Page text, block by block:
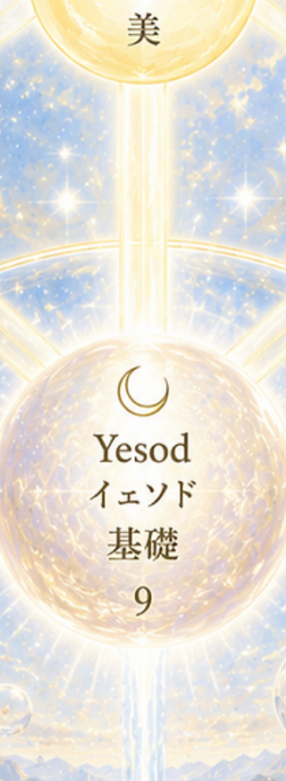
で「現実に立つこと」を学び、イェソドで「
在意識の鏡」を見つめ、ホドとネツァクで「
性と感情の二つの翼」に出会いました。 そし
今、そのすべてが収束する場所へ向かいます
生命の樹の中心に位置する第6セフィラ――テ
ィファレト（Tiphereth）。 その名は「美」を
意味し、対応する惑星は太陽です。 ティファ
トとは、魂の太陽 太陽は、自ら光を放ちます
のように何かを映して輝くのではありません
ティファレトも同じです。 ここは、外から与
られたアイデンティティではなく、内側から
然に輝く自己の中心です。 私たちは普段、多
の「仮の自己」を生きています。 「こ